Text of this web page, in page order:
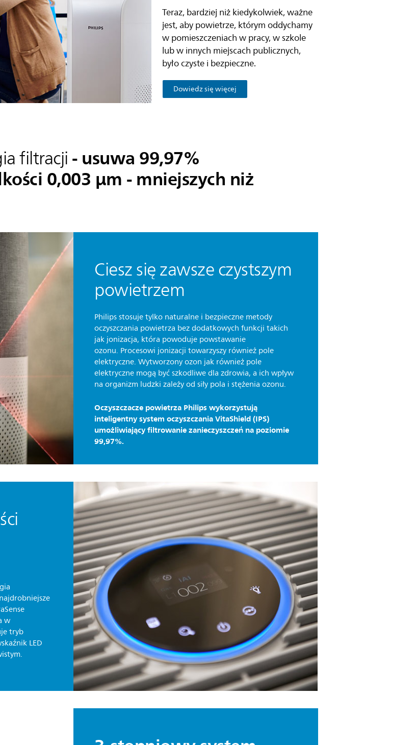
Teraz, bardziej niż kiedykolwiek, ważne
jest, aby powietrze, którym oddychamy
w pomieszczeniach w pracy, w szkole
lub w innych miejscach publicznych,
było czyste i bezpieczne.
Dowiedz się więcej
filtracji- usuwa 99,97%
0,003 µm - mniejszych niż
Ciesz się zawsze czystszym
powietrzem
Philips stosuje tylko naturalne i bezpieczne metody
oczyszczania powietrza bez dodatkowych funkcji takich
jak jonizacja, która powoduje powstawanie
ozonu. Procesowi jonizacji towarzyszy również pole
elektryczne. Wytworzony ozon jak również pole
elektryczne mogą być szkodliwe dla zdrowia, a ich wpływ
na organizm ludzki zależy od siły pola i stężenia ozonu.
Oczyszczacze powietrza Philips wykorzystują
inteligentny system oczyszczania VitaShield (IPS)
umożliwiający filtrowanie zanieczyszczeń na poziomie
99,97%.
w
tryb
LED